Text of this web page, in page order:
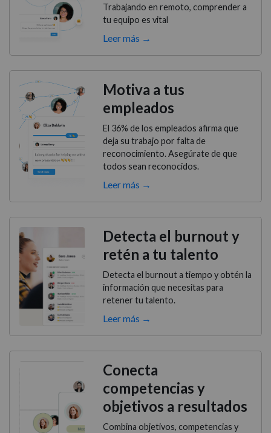
Trabajando en remoto, comprender a
tu equipo es vital
Leer más →
Motiva a tus
empleados
El 36% de los empleados afirma que
deja su trabajo por falta de
reconocimiento. Asegúrate de que
todos sean reconocidos.
Leer más →
Detecta el burnout y
retén a tu talento
Detecta el burnout a tiempo y obtén la
información que necesitas para
retener tu talento.
Leer más →
Conecta
competencias y
objetivos a resultados
Combina objetivos, competencias y